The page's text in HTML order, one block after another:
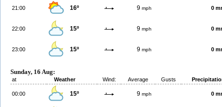
21:00 16º 9 mph 0
22:00 15º 9 mph 0
23:00 15º 9 mph 0
Sunday, 16 Aug:
at Weather Wind: Average Gusts
00:00 15º 9 mph 0